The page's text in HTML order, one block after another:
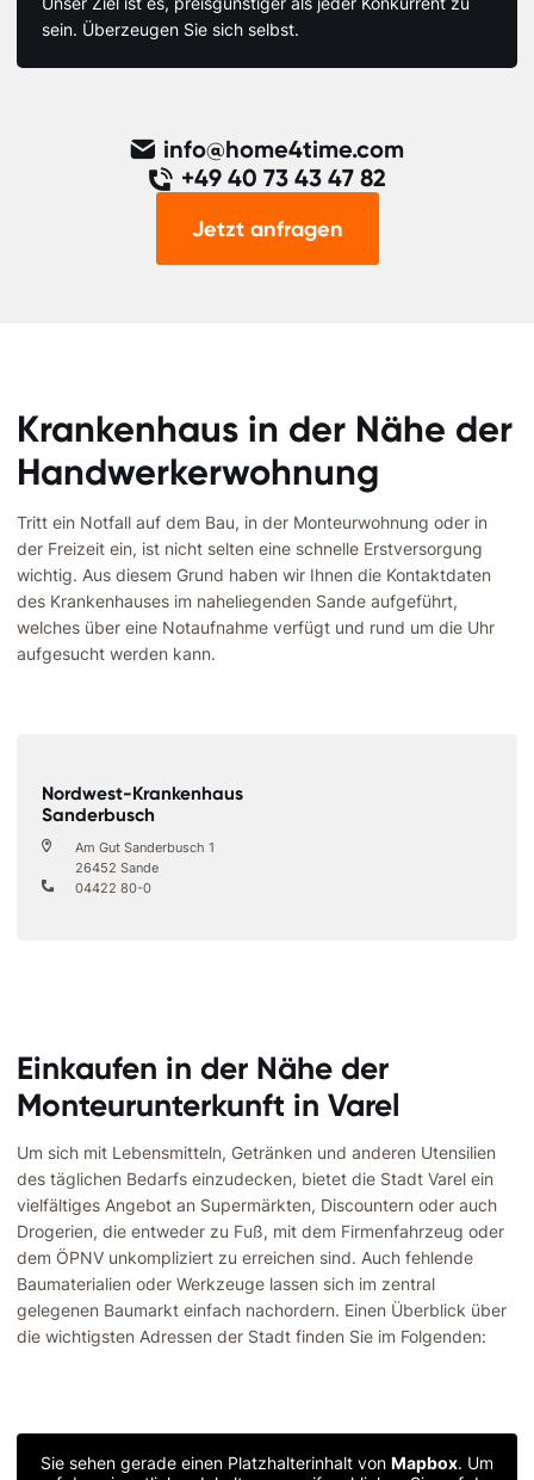
sein. Überzeugen Sie sich selbst.
info@home4time.com
+49 40 73 43 47 82
Jetzt anfragen
Krankenhaus in der Nähe der
Handwerkerwohnung
Tritt ein Notfall auf dem Bau, in der Monteurwohnung oder in
der Freizeit ein, ist nicht selten eine schnelle Erstversorgung
wichtig. Aus diesem Grund haben wir Ihnen die Kontaktdaten
des Krankenhauses im naheliegenden Sande aufgeführt,
welches über eine Notaufnahme verfügt und rund um die Uhr
aufgesucht werden kann.
Nordwest-Krankenhaus
Sanderbusch
Am Gut Sanderbusch 1
26452 Sande
04422 80-0
Einkaufen in der Nähe der
Monteurunterkunft in Varel
Um sich mit Lebensmitteln, Getränken und anderen Utensilien
des täglichen Bedarfs einzudecken, bietet die Stadt Varel ein
vielfältiges Angebot an Supermärkten, Discountern oder auch
Drogerien, die entweder zu Fuß, mit dem Firmenfahrzeug oder
dem ÖPNV unkompliziert zu erreichen sind. Auch fehlende
Baumaterialien oder Werkzeuge lassen sich im zentral
gelegenen Baumarkt einfach nachordern. Einen Überblick über
die wichtigsten Adressen der Stadt finden Sie im Folgenden:
Sie sehen gerade einen Platzhalterinhalt von Mapbox. Um